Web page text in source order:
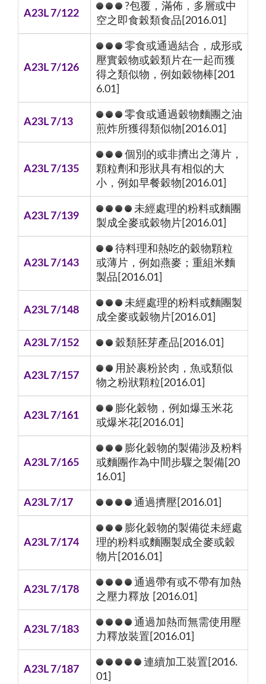
A23L 7/122
?包覆，滿佈，多層或中
空之即食榖類食品[2016.01]
A23L 7/126
零食或通過結合，成形或
壓實穀物或穀類片在一起而獲
得之類似物，例如穀物棒[201
6.01]
A23L 7/13
零食或通過穀物麵團之油
煎炸所獲得類似物[2016.01]
A23L 7/135
個別的或非擠出之薄片，
顆粒劑和形狀具有相似的大
小，例如早餐穀物[2016.01]
A23L 7/139
未經處理的粉料或麵團
製成全麥或穀物片[2016.01]
A23L 7/143
待料理和熱吃的穀物顆粒
或薄片，例如燕麥；重組米麵
製品[2016.01]
A23L 7/148
未經處理的粉料或麵團製
成全麥或穀物片[2016.01]
A23L 7/152 穀類胚芽產品[2016.01]
A23L 7/157
用於裹粉於肉，魚或類似
物之粉狀顆粒[2016.01]
A23L 7/161
膨化穀物，例如爆玉米花
或爆米花[2016.01]
A23L 7/165
膨化穀物的製備涉及粉料
或麵團作為中間步驟之製備[20
16.01]
A23L 7/17 通過擠壓[2016.01]
A23L 7/174
膨化穀物的製備從未經處
理的粉料或麵團製成全麥或穀
物片[2016.01]
A23L 7/178
通過帶有或不帶有加熱
之壓力釋放 [2016.01]
A23L 7/183
通過加熱而無需使用壓
力釋放裝置[2016.01]
A23L 7/187
連續加工裝置[2016.
01]